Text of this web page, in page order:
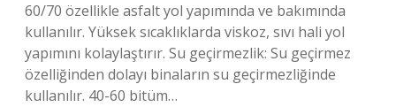
60/70 özellikle asfalt yol yapımında ve bakımında
kullanılır. Yüksek sıcaklıklarda viskoz, sıvı hali yol
yapımını kolaylaştırır. Su geçirmezlik: Su geçirmez
özelliğinden dolayı binaların su geçirmezliğinde
kullanılır. 40-60 bitüm…